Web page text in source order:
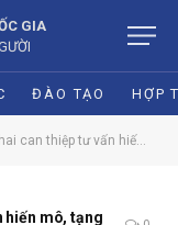
GIA
ĐÀO TẠO HỢP
tỷ lệ hiến mô, tạng từ người chết não trên địa bàn tỉnh Quảng Ninh
hiến mô, tạng